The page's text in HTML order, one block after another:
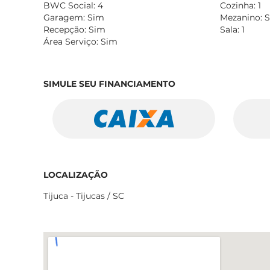
BWC Social: 4
Cozinha: 1
Garagem: Sim
Mezanino:
Recepção: Sim
Sala: 1
Área Serviço: Sim
SIMULE SEU FINANCIAMENTO
LOCALIZAÇÃO
Tijuca - Tijucas / SC